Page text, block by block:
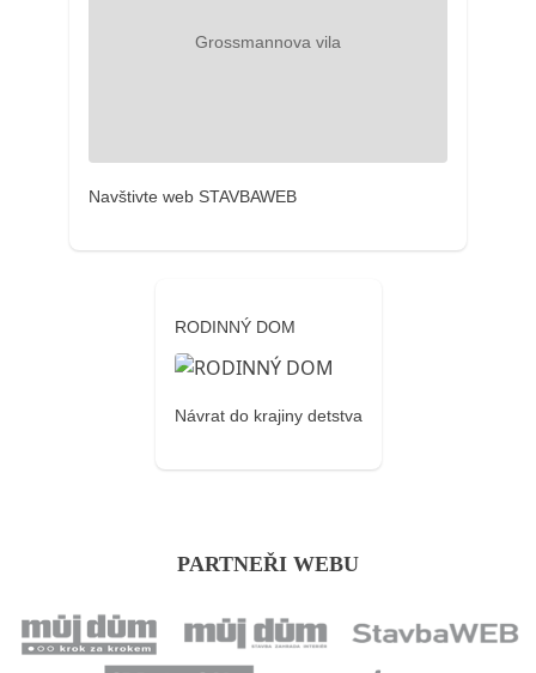
Navštivte web STAVBAWEB
RODINNÝ DOM
Návrat do krajiny detstva
PARTNEŘI WEBU